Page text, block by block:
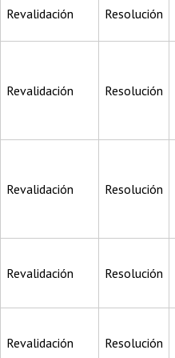
Revalidación Resolución
Revalidación Resolución
Revalidación Resolución
Revalidación Resolución
Revalidación Resolución